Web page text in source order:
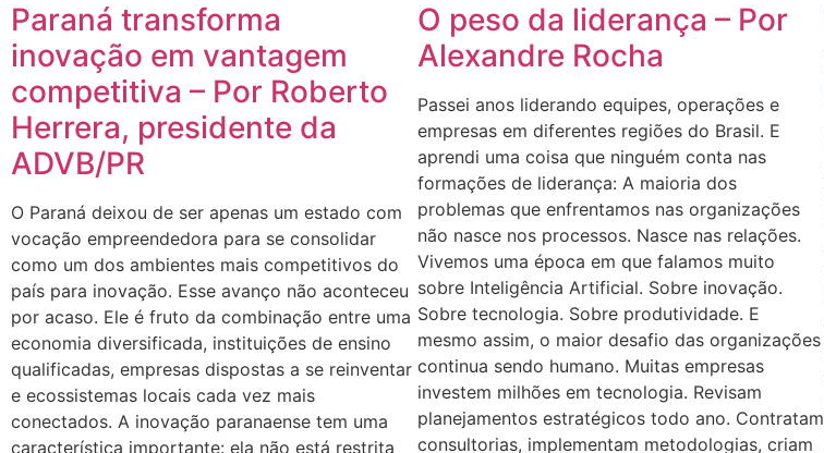
Paraná transforma
inovação em vantagem
competitiva – Por Roberto
Herrera, presidente da
ADVB/PR
O Paraná deixou de ser apenas um estado com
vocação empreendedora para se consolidar
como um dos ambientes mais competitivos do
país para inovação. Esse avanço não aconteceu
por acaso. Ele é fruto da combinação entre uma
economia diversificada, instituições de ensino
qualificadas, empresas dispostas a se reinventar
e ecossistemas locais cada vez mais
conectados. A inovação paranaense tem uma
característica importante: ela não está restrita
O peso da liderança – Por
Alexandre Rocha
Passei anos liderando equipes, operações e
empresas em diferentes regiões do Brasil. E
aprendi uma coisa que ninguém conta nas
formações de liderança: A maioria dos
problemas que enfrentamos nas organizações
não nasce nos processos. Nasce nas relações.
Vivemos uma época em que falamos muito
sobre Inteligência Artificial. Sobre inovação.
Sobre tecnologia. Sobre produtividade. E
mesmo assim, o maior desafio das organizações
continua sendo humano. Muitas empresas
investem milhões em tecnologia. Revisam
planejamentos estratégicos todo ano. Contratam
consultorias, implementam metodologias, criam